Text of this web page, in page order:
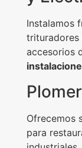
Instalamos
trituradores
accesorios
Ofrecemos
para